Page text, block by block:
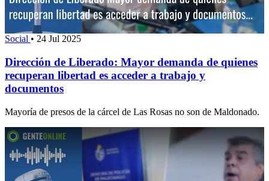
Social • 24 Jul 2025
Dirección de Liberado: Mayor demanda de quienes
recuperan libertad es acceder a trabajo y
documentos
Mayoría de presos de la cárcel de Las Rosas no son de Maldonado.